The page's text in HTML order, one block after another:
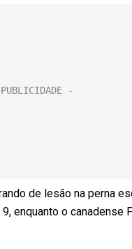
de lesão na perna
enquanto o